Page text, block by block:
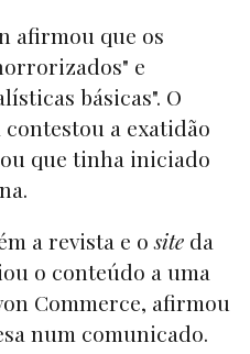
afirmou que os
e
básicas". O
a exatidão
que tinha iniciado
a revista e osite da
o conteúdo a uma
Commerce, afirmou
num comunicado.